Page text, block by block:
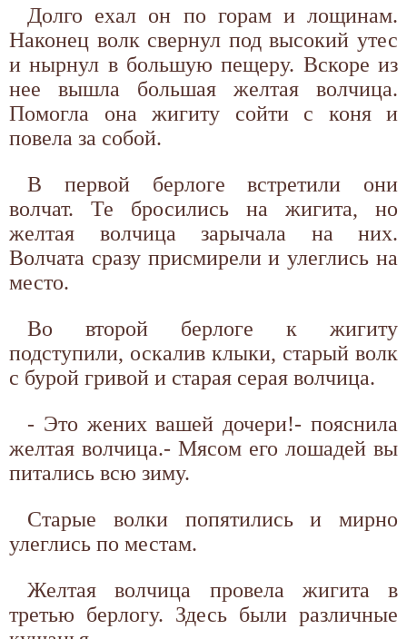
Долго ехал он по горам и лощинам.
Наконец волк свернул под высокий утес
и нырнул в большую пещеру. Вскоре из
нее вышла большая желтая волчица.
Помогла она жигиту сойти с коня и
повела за собой.
В первой берлоге встретили они
волчат. Те бросились на жигита, но
желтая волчица зарычала на них.
Волчата сразу присмирели и улеглись на
место.
Во второй берлоге к жигиту
подступили, оскалив клыки, старый волк
с бурой гривой и старая серая волчица.
- Это жених вашей дочери!- пояснила
желтая волчица.- Мясом его лошадей вы
питались всю зиму.
Старые волки попятились и мирно
улеглись по местам.
Желтая волчица провела жигита в
третью берлогу. Здесь были различные